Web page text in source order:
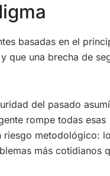
basadas en el
que una brecha de
del pasado
rompe todas esas
riesgo metodológico:
más cotidianos